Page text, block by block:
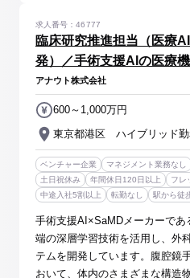
臨床研究推進担当（医療
発）／手術支援AIの医療
求人番号：46777
アナウト株式会社
東京都港区 ハイブリッド
600～1,000万円
ベンチャー企業 マネジメント業務なし
土日祝休み
年間休日120日以上
フレ
中途入社5割以上
転勤なし 駅から徒
手術支援AI×SaMDメーカーで
端の深層学習技術を活用し、外
テムを開発しています。腹腔鏡
おいて、体内のさまざまな構造